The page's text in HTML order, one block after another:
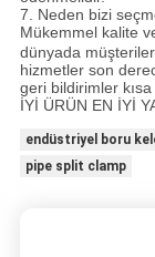
7. Neden bizi
Mükemmel kalite
dünyada
hizmetler son
geri bildirimler
İYİ ÜRÜN EN İYİ
endüstriyel boru
pipe split clamp